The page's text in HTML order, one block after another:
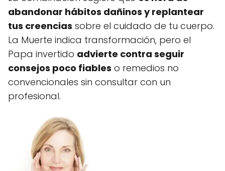
abandonar hábitos dañinos y replantear
tus creencias sobre el cuidado de tu cuerpo.
La Muerte indica transformación, pero el
Papa invertido advierte contra seguir
consejos poco fiables o remedios no
convencionales sin consultar con un
profesional.